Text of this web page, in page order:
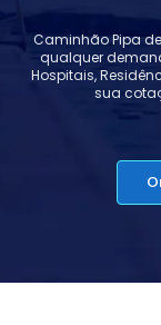
Caminhão Pipa
qualquer
Hospitais,
sua